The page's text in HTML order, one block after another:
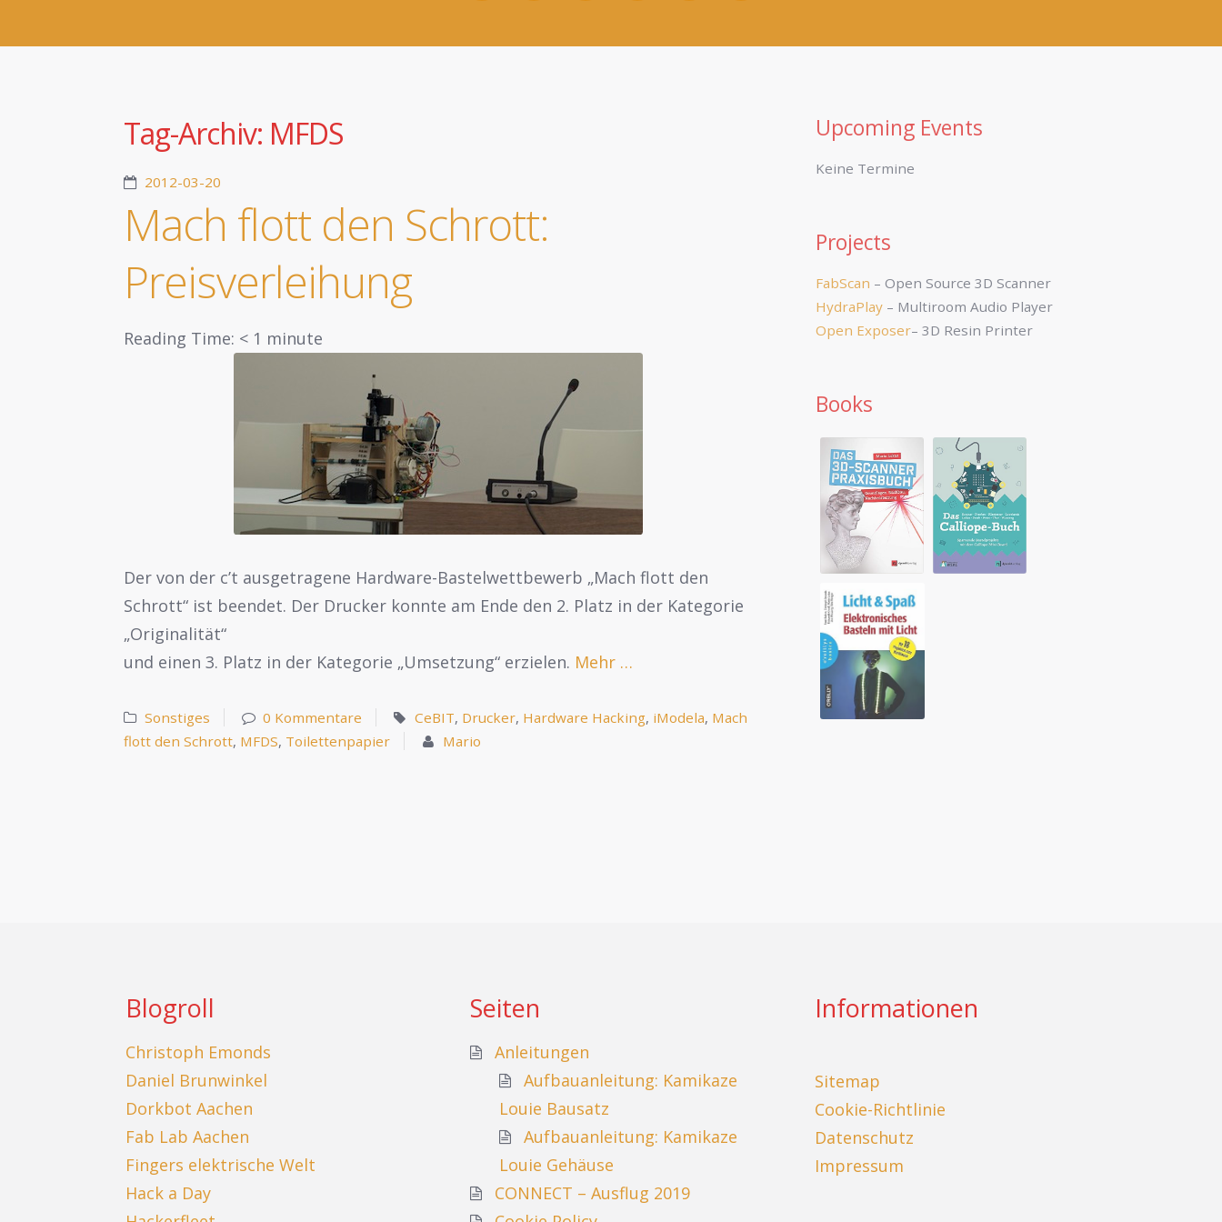
Tag-Archiv: MFDS
2012-03-20
Mach flott den Schrott:
Preisverleihung
Reading Time: < 1 minute
Der von der c’t ausgetragene Hardware-Bastelwettbewerb „Mach flott den
Schrott“ ist beendet. Der Drucker konnte am Ende den 2. Platz in der Kategorie
„Originalität“
und einen 3. Platz in der Kategorie „Umsetzung“ erzielen. Mehr …
Sonstiges 0 Kommentare CeBIT, Drucker, Hardware Hacking, iModela, Mach
flott den Schrott, MFDS, Toilettenpapier Mario
Upcoming Events
Keine Termine
Projects
FabScan – Open Source 3D Scanner
HydraPlay – Multiroom Audio Player
Open Exposer– 3D Resin Printer
Books
Blogroll
Christoph Emonds
Daniel Brunwinkel
Dorkbot Aachen
Fab Lab Aachen
Fingers elektrische Welt
Hack a Day
Seiten
Anleitungen
Aufbauanleitung: Kamikaze
Louie Bausatz
Aufbauanleitung: Kamikaze
Louie Gehäuse
CONNECT – Ausflug 2019
Informationen
Sitemap
Cookie-Richtlinie
Datenschutz
Impressum